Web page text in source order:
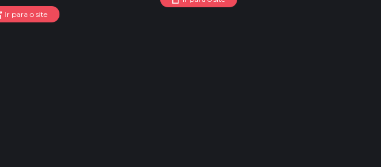
Ir para o site